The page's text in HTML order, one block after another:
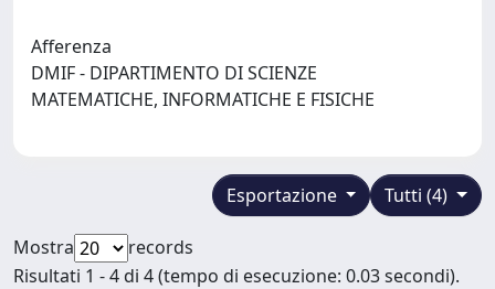
Afferenza
DMIF - DIPARTIMENTO DI SCIENZE
MATEMATICHE, INFORMATICHE E FISICHE
Tutti (4)
Esportazione
Mostra
records
Risultati 1 - 4 di 4 (tempo di esecuzione: 0.03 secondi).